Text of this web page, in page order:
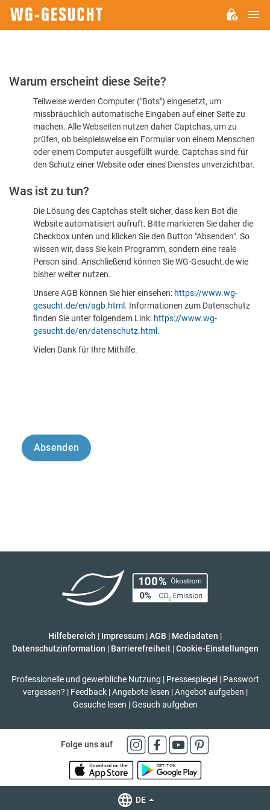
Bitte
dass
sind
Warum erscheint diese Seite?
Teilweise werden Computer ("Bots") eingesetzt, um
missbräuchlich automatische Eingaben auf einer Seite zu
machen. Alle Webseiten nutzen daher Captchas, um zu
prüfen, ob beispielsweise ein Formular von einem Menschen
oder einem Computer ausgefüllt wurde. Captchas sind für
den Schutz einer Website oder eines Dienstes unverzichtbar.
Was ist zu tun?
Die Lösung des Captchas stellt sicher, dass kein Bot die
Website automatisiert aufruft. Bitte markieren Sie daher die
Checkbox unten und klicken Sie den Button "Absenden". So
wissen wir, dass Sie kein Programm, sondern eine reale
Person sind. Anschließend können Sie WG-Gesucht.de wie
bisher weiter nutzen.
Unsere AGB können Sie hier einsehen: https://www.wg-
gesucht.de/en/agb.html . Informationen zum Datenschutz
finden Sie unter folgendem Link: https://www.wg-
gesucht.de/en/datenschutz.html .
Vielen Dank für Ihre Mithilfe.
Hilfebereich | Impressum |AGB | Mediadaten |
Datenschutzinformation | Barrierefreiheit | Cookie-Einstellungen
Professionelle und gewerbliche Nutzung | Pressespiegel | Passwort
vergessen? | Feedback | Angebote lesen | Angebot aufgeben |
Gesuche lesen | Gesuch aufgeben
Folge uns auf
DE